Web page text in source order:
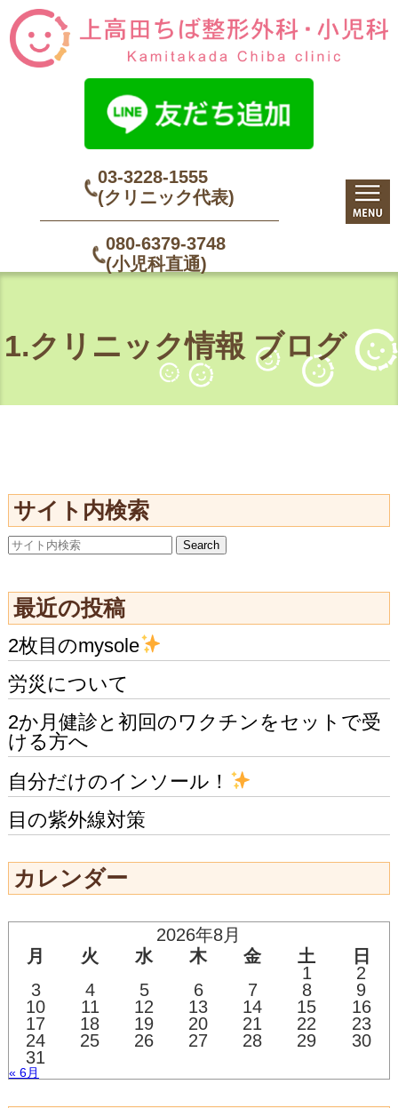
03-3228-1555
(クリニック代表)
080-6379-3748
(小児科直通)
1.クリニック情報 ブログ
サイト内検索
最近の投稿
2枚目のmysole
労災について
2か月健診と初回のワクチンをセットで受
ける方へ
自分だけのインソール！
目の紫外線対策
カレンダー
2026年8月
月
火 水 木 金 土
日
1
2
3
4 5 6 7 8
9
10
11 12 13 14 15
16
17
18 19 20 21 22
23
24
25 26 27 28 29
30
31
« 6月